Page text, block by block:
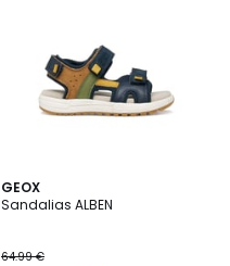
GEOX
Sandalias ALBEN
64.99 €